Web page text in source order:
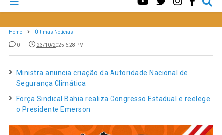
Home Últimas Notícias
0 23/10/2025 6:28 PM
Ministra anuncia criação da Autoridade Nacional de
Segurança Climática
Força Sindical Bahia realiza Congresso Estadual e reelege
o Presidente Emerson